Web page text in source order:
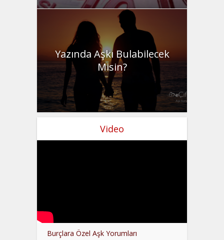
Yazında Aşkı Bulabilecek
Misin?
Video
Burçlara Özel Aşk Yorumları